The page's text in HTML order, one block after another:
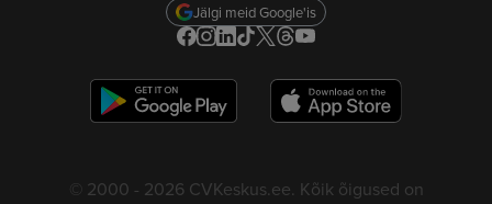
Jälgi meid Google'is
© 2000 - 2026 CVKeskus.ee. Kõik õigused on